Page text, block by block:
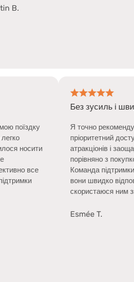
кожна
Pass зробив мою поїздку
приємною. Ним було легко
і мені не доводилося носити
купу квитків. Мені дуже
як швидко та ефективно все
До того ж, служба підтримки
корисною.